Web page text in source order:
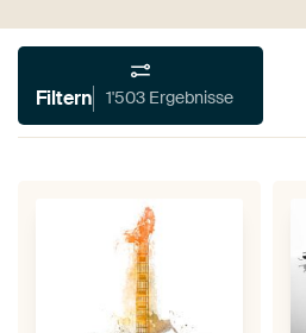
Filtern 1'503 Ergebnisse